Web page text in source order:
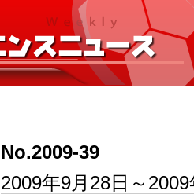
No.2009-39
2009年9月28日～2009